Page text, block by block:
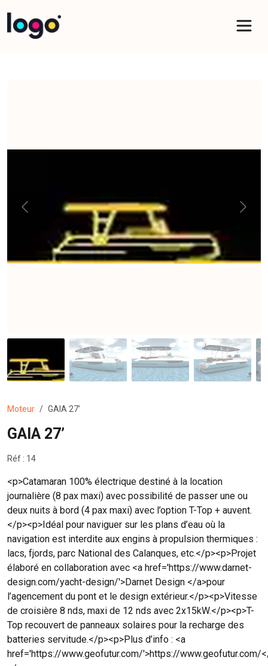
Moteur GAIA 27’
GAIA 27’
Réf : 14
<p>Catamaran 100% électrique destiné à la location
journalière (8 pax maxi) avec possibilité de passer une ou
deux nuits à bord (4 pax maxi) avec l’option T-Top + auvent.
</p><p>Idéal pour naviguer sur les plans d’eau où la
navigation est interdite aux engins à propulsion thermiques :
lacs, fjords, parc National des Calanques, etc.</p><p>Projet
élaboré en collaboration avec <a href='https://www.darnet-
design.com/yacht-design/'>Darnet Design </a>pour
l’agencement du pont et le design extérieur.</p><p>Vitesse
de croisière 8 nds, maxi de 12 nds avec 2x15kW.</p><p>T-
Top recouvert de panneaux solaires pour la recharge des
batteries servitude.</p><p>Plus d’info : <a
href='https://www.geofutur.com/'>https://www.geofutur.com/